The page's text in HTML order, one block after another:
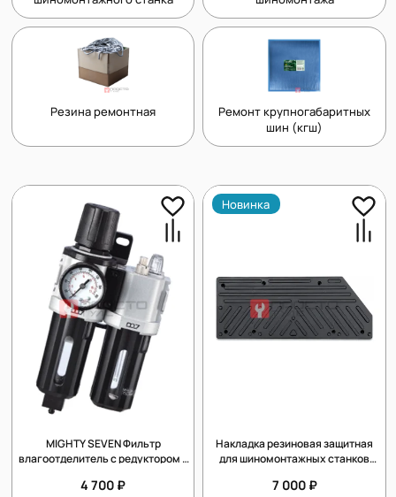
Резина ремонтная
Ремонт крупногабаритных
шин (кгш)
MIGHTY SEVEN Фильтр
влагоотделитель с редуктором и
мкм
4 700 ₽
Новинка
Накладка резиновая защитная
для шиномонтажных станков
7 000 ₽